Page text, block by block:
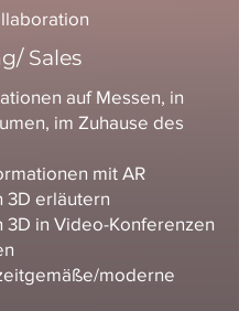
Sales
auf Messen, in
im Zuhause des
mit AR
3D erläutern
3D in Video-Konferenzen
moderne